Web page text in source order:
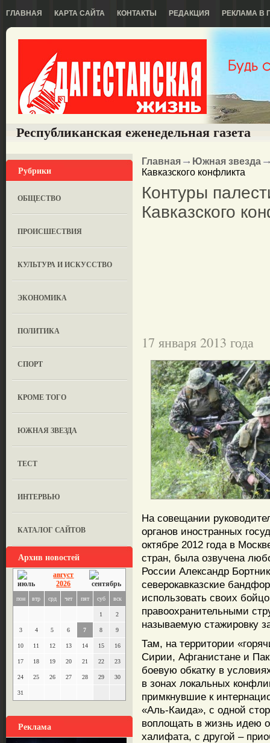
ГЛАВНАЯ КАРТА САЙТА КОНТАКТЫ РЕДАКЦИЯ РЕКЛАМА В
Республиканская еженедельная газета
Рубрики
ОБЩЕСТВО
ПРОИСШЕСТВИЯ
КУЛЬТУРА И ИСКУССТВО
ЭКОНОМИКА
ПОЛИТИКА
СПОРТ
КРОМЕ ТОГО
ЮЖНАЯ ЗВЕЗДА
ТЕСТ
ИНТЕРВЬЮ
КАТАЛОГ САЙТОВ
Архив новостей
август
2026
пон втр срд чет пят суб вск
1 2
3 4 5 6 7 8 9
10 11 12 13 14 15 16
17 18 19 20 21 22 23
24 25 26 27 28 29 30
31
Реклама
Главная
Южная звезда
Кавказского конфликта
Контуры
Кавказского
17 января 2013 года
На совещании
органов иностранных
октябре 2012 года в
стран, была озвучена
России Александр
северокавказские
использовать своих
правоохранительными
называемую стажировку
Там, на территории
Сирии, Афганистане и
боевую обкатку в
в зонах локальных
примкнувшие к
«Аль-Каида», с одной
воплощать в жизнь идею
халифата, с другой –